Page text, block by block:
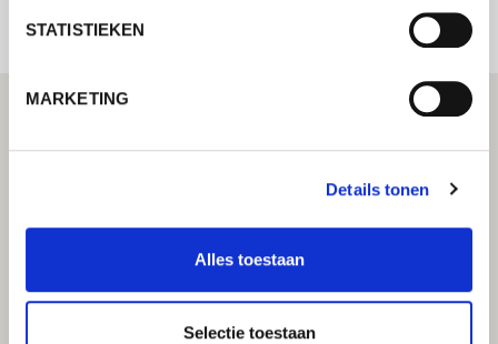
STATISTIEKEN
MARKETING
Details tonen
Alles toestaan
Selectie toestaan